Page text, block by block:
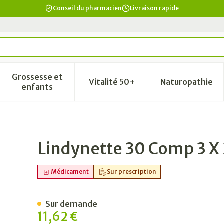
Conseil du pharmacien Livraison rapide
Beauté, soins et hygiène
sous-menu pour la catégorie Régime, alimentation &
Grossesse et
enfantsAfficher le sous-menu pour la catégorie
Vitalité 50+Afficher le sous-menu pour
Naturopathie
Afficher
Lindynette 30 Comp 3 X
Sur prescription
Médicament
11,62 €
Sur demande